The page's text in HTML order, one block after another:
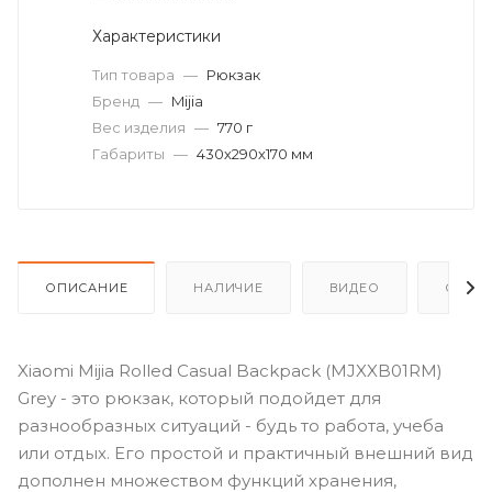
Характеристики
Тип товара — Рюкзак
Бренд — Mijia
Вес изделия — 770 г
Габариты — 430х290х170 мм
ОПИСАНИЕ НАЛИЧИЕ ВИДЕО
Xiaomi Mijia Rolled Casual Backpack (MJXXB01RM)
Grey - это рюкзак, который подойдет для
разнообразных ситуаций - будь то работа, учеба
или отдых. Его простой и практичный внешний вид
дополнен множеством функций хранения,